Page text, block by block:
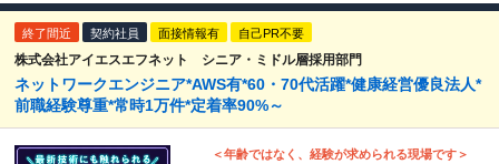
終了間近 契約社員 面接情報有 自己PR不要
株式会社アイエスエフネット シニア・ミドル層採用部門
ネットワークエンジニア*AWS有*60・70代活躍*健康経営優良法人*
前職経験尊重*常時1万件*定着率90%～
＜年齢ではなく、経験が求められる現場です＞